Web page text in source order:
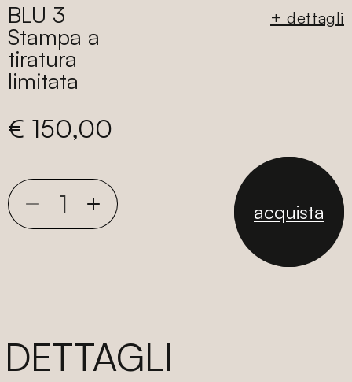
BLU 3
Stampa a
tiratura
limitata
Prezzo
listino
€ 150,00
+ dettagli
Diminuisci
quantità
Aumenta
quantità
acquista
DETTAGLI